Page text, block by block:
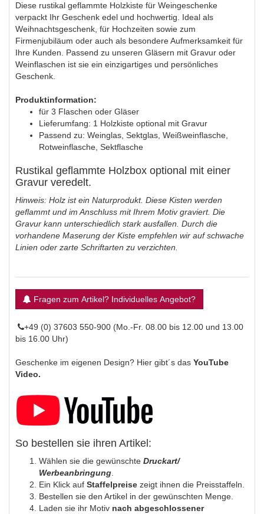
Diese rustikal geflammte Holzkiste für Weingeschenke
verpackt Ihr Geschenk edel und hochwertig. Ideal als
Weihnachtsgeschenk, für Hochzeiten sowie zum
Firmenjubiläum oder auch als besondere Aufmerksamkeit für
Ihre Kunden. Passend zu unseren Gläsern mit Gravur oder
Weinflaschen ist sie ein einzigartiges und persönliches
Geschenk.
Produktinformation:
für 3 Flaschen oder Gläser
Lieferumfang: 1 Holzkiste optional mit Gravur
Passend zu: Weinglas, Sektglas, Weißweinflasche,
Rotweinflasche, Sektflasche
Rustikal geflammte Holzbox optional mit einer
Gravur veredelt.
Hinweis: Holz ist ein Naturprodukt. Diese Kisten werden
geflammt und im Anschluss mit Ihrem Motiv graviert. Die
Gravur kann unterschiedlich stark ausfallen. Durch die
vorhandene Maserung der Kiste empfehlen wir auf schwache
Linien oder zarte Schriftarten zu verzichten.
Fragen zum Artikel? Individuelles Angebot?
+49 (0) 37603 550-900 (Mo.-Fr. 08.00 bis 12.00 und 13.00
bis 16.00 Uhr)
Geschenke im eigenen Design? Hier gibt´s das YouTube
Video.
So bestellen sie ihren Artikel:
Wählen sie die gewünschte Druckart/
Werbeanbringung
Ein Klick auf Staffelpreise zeigt ihnen die Preisstaffeln.
Bestellen sie den Artikel in der gewünschten Menge.
Laden sie ihr Motiv nach abgeschlossener